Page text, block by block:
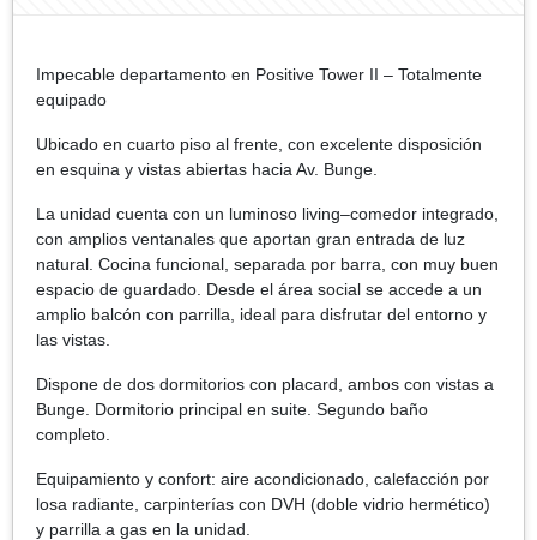
Impecable departamento en Positive Tower II – Totalmente
equipado
Ubicado en cuarto piso al frente, con excelente disposición
en esquina y vistas abiertas hacia Av. Bunge.
La unidad cuenta con un luminoso living–comedor integrado,
con amplios ventanales que aportan gran entrada de luz
natural. Cocina funcional, separada por barra, con muy buen
espacio de guardado. Desde el área social se accede a un
amplio balcón con parrilla, ideal para disfrutar del entorno y
las vistas.
Dispone de dos dormitorios con placard, ambos con vistas a
Bunge. Dormitorio principal en suite. Segundo baño
completo.
Equipamiento y confort: aire acondicionado, calefacción por
losa radiante, carpinterías con DVH (doble vidrio hermético)
y parrilla a gas en la unidad.